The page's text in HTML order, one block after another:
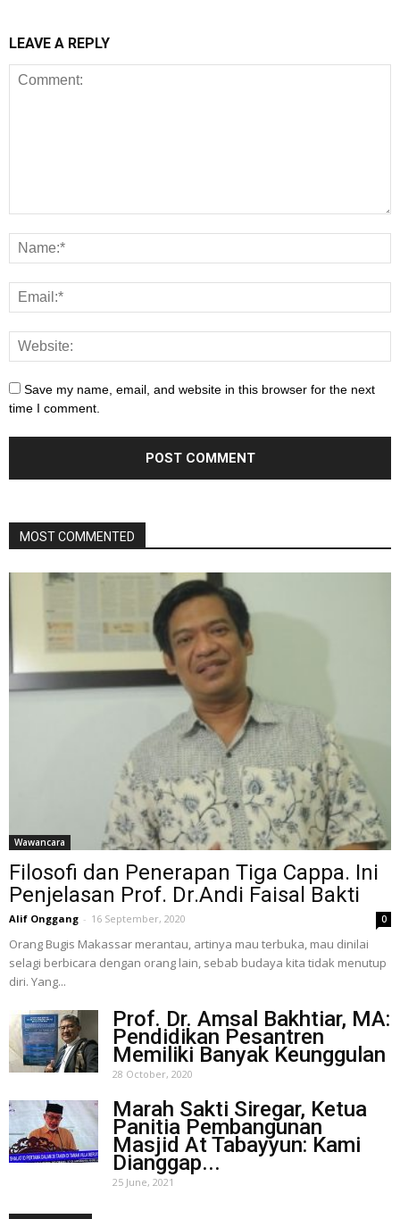
LEAVE A REPLY
Save my name, email, and website in this browser for the next
time I comment.
MOST COMMENTED
Wawancara
Filosofi dan Penerapan Tiga Cappa. Ini
Penjelasan Prof. Dr.Andi Faisal Bakti
Alif Onggang - 16 September, 2020 0
Orang Bugis Makassar merantau, artinya mau terbuka, mau dinilai
selagi berbicara dengan orang lain, sebab budaya kita tidak menutup
diri. Yang...
Prof. Dr. Amsal Bakhtiar, MA:
Pendidikan Pesantren
Memiliki Banyak Keunggulan
28 October, 2020
Marah Sakti Siregar, Ketua
Panitia Pembangunan
Masjid At Tabayyun: Kami
Dianggap...
25 June, 2021